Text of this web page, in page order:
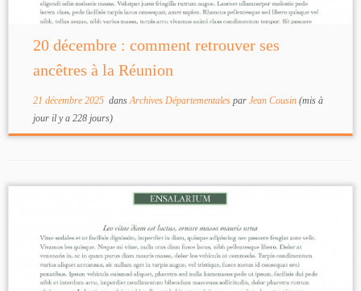
20 décembre : comment retrouver ses
ancêtres à la Réunion
21 décembre 2025dansArchives Départementales par Jean Cousin(mis à
jour il y a 228 jours)